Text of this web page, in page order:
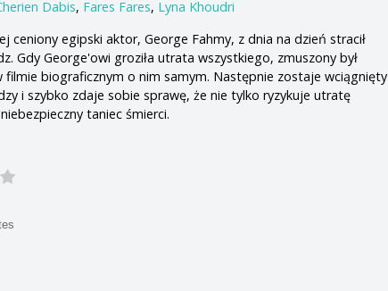
Dabis, Fares Fares, Lyna Khoudri
ceniony egipski aktor, George Fahmy, z dnia na dzień stracił
Gdy George'owi groziła utrata wszystkiego, zmuszony był
filmie biograficznym o nim samym. Następnie zostaje wciągnięty
i szybko zdaje sobie sprawę, że nie tylko ryzykuje utratę
taniec śmierci.